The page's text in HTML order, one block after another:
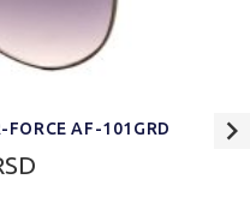
FORCE AF-101GRD